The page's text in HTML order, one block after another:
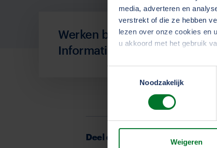
media, adverteren en
verstrekt of die ze hebben
lezen over onze cookies en
u akkoord met het gebruik
We werken samen met
Noodzakelijk
Weigeren
Werken bij
Informatievoorziening
Deel deze pagina